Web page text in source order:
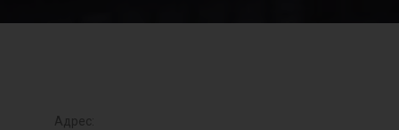
Адрес: